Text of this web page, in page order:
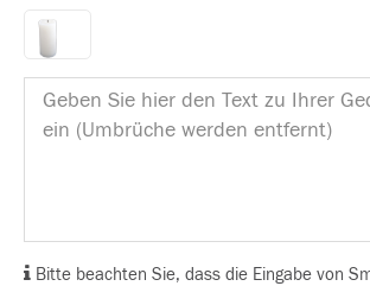
Bitte beachten Sie, dass die Eingabe von